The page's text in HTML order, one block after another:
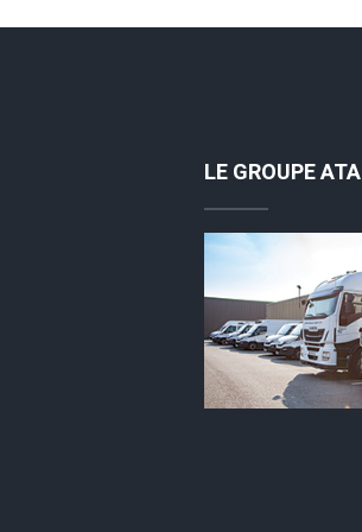
LE GROUPE ATA